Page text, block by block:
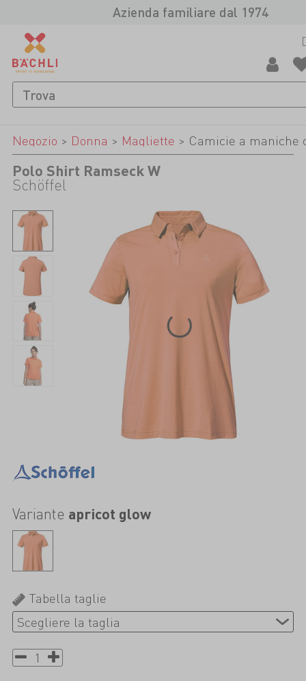
Azienda familiare dal 1974
Negozio > Donna > Magliette > Camicie a maniche
Polo Shirt Ramseck W
Schöffel
Variante apricot glow
Tabella taglie